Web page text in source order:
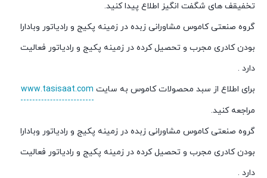
تخفیقف های شگفت انگیز اطلاع پیدا کنید.
گروه صنعتی کاموس مشاورانی زبده در زمینه پکیج و رادیاتور وبادارا
بودن کادری مجرب و تحصیل کرده در زمینه پکیج و رادیاتور فعالیت
دارد .
برای اطلاع از سبد محصولات کاموس به سایت www.tasisaat.com
مراجعه کنید.
گروه صنعتی کاموس مشاورانی زبده در زمینه پکیج و رادیاتور وبادارا
بودن کادری مجرب و تحصیل کرده در زمینه پکیج و رادیاتور فعالیت
دارد .